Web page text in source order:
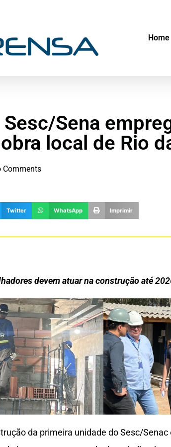
Home
Sena
local de Rio
Comments
Twitter WhatsApp Imprimir
devem atuar na construção até
da primeira unidade do Sesc/Senac